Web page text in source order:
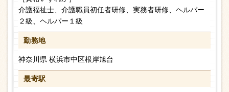
介護福祉士、介護職員初任者研修、実務者研修、ヘルパー
２級、ヘルパー１級
勤務地
神奈川県 横浜市中区根岸旭台
最寄駅